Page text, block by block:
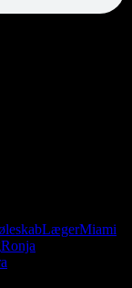
LægerMiami
Ronja